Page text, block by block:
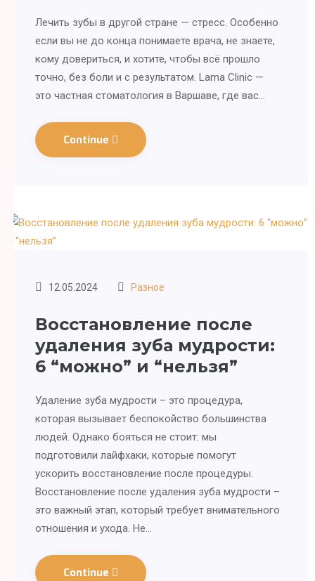
Лечить зубы в другой стране — стресс. Особенно
если вы не до конца понимаете врача, не знаете,
кому довериться, и хотите, чтобы всё прошло
точно, без боли и с результатом. Lama Clinic —
это частная стоматология в Варшаве, где вас…
Continue
12.05.2024 Разное
Восстановление после
удаления зуба мудрости:
6 “можно” и “нельзя”
Удаление зуба мудрости – это процедура,
которая вызывает беспокойство большинства
людей. Однако бояться не стоит: мы
подготовили лайфхаки, которые помогут
ускорить восстановление после процедуры.
Восстановление после удаления зуба мудрости –
это важный этап, который требует внимательного
отношения и ухода. Не…
Continue